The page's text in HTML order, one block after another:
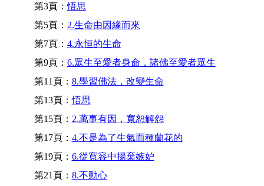
第3頁：悟思
第5頁： 2.生命由因緣而來
第7頁： 4.永恒的生命
第9頁： 6.眾生至愛者身命，諸佛至愛者眾生
第11頁： 8.學習佛法，改變生命
第13頁：悟思
第15頁： 2.萬事有因，寬恕解怨
第17頁： 4.不是為了生氣而種蘭花的
第19頁： 6.從寬容中揚棄嫉妒
第21頁： 8.不動心